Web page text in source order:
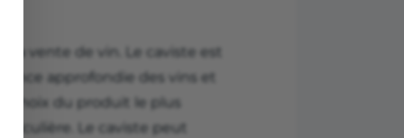
la vente de vin. Le caviste est
approfondie des vins et
choix du produit le plus
Le caviste peut